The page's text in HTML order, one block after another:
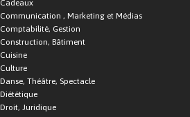
Cadeaux
Communication , Marketing et Médias
Comptabilité, Gestion
Construction, Bâtiment
Cuisine
Culture
Danse, Théâtre, Spectacle
Diététique
Droit, Juridique